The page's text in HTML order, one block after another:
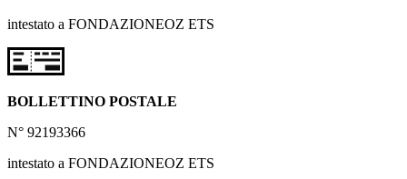
intestato a FONDAZIONEOZ ETS
BOLLETTINO POSTALE
N° 92193366
intestato a FONDAZIONEOZ ETS